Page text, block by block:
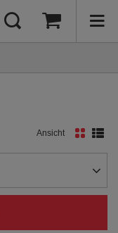
Ansicht